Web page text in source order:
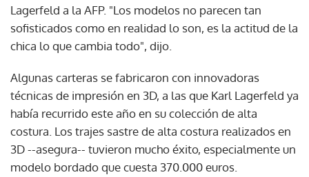
Lagerfeld a la AFP. "Los modelos no parecen tan
sofisticados como en realidad lo son, es la actitud de la
chica lo que cambia todo", dijo.
Algunas carteras se fabricaron con innovadoras
técnicas de impresión en 3D, a las que Karl Lagerfeld ya
había recurrido este año en su colección de alta
costura. Los trajes sastre de alta costura realizados en
3D --asegura-- tuvieron mucho éxito, especialmente un
modelo bordado que cuesta 370.000 euros.